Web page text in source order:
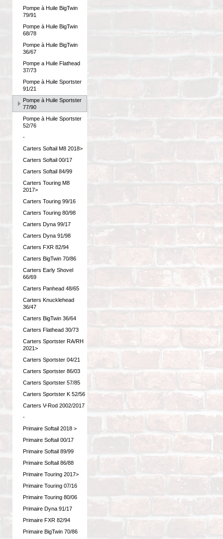
Pompe à Huile BigTwin
79/91
Pompe à Huile BigTwin
68/78
Pompe à Huile BigTwin
36/67
Pompe a Huile Flathead
37/73
Pompe à Huile Sportster
91/21
Pompe à Huile Sportster
77/90
Pompe à Huile Sportster
52/76
-
Carters Softail M8 2018>
Carters Softail 00/17
Carters Softail 84/99
Carters Touring M8
2017>
Carters Touring 99/16
Carters Touring 80/98
Carters Dyna 99/17
Carters Dyna 91/98
Carters FXR 82/94
Carters BigTwin 70/86
Carters Early Shovel
66/69
Carters Panhead 48/65
Carters Knucklehead
36/47
Carters BigTwin 36/64
Carters Flathead 30/73
Carters Sportster RA/RH
2021>
Carters Sportster 04/21
Carters Sportster 86/03
Carters Sportster 57/85
Carters Sportster K 52/56
Carters V-Rod 2002/2017
-
Primaire Softail 2018 >
Primaire Softail 00/17
Primaire Softail 89/99
Primaire Softail 86/88
Primaire Touring 2017>
Primaire Touring 07/16
Primaire Touring 80/06
Primaire Dyna 91/17
Primaire FXR 82/94
Primaire BigTwin 70/86